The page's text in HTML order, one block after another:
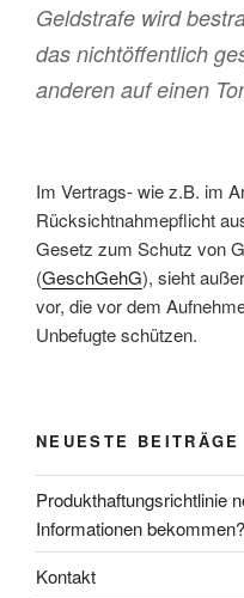
Geldstrafe wird
das nichtöffentlich
anderen auf einen
Im Vertrags- wie z.B. im
Rücksichtnahmepflicht
Gesetz zum Schutz von
(GeschGehG), sieht
vor, die vor dem
Unbefugte schützen.
NEUESTE BEITRÄGE
Produkthaftungsrichtlinie
Informationen bekommen?
Kontakt